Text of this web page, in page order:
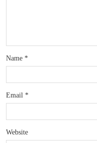
Name *
Email *
Website